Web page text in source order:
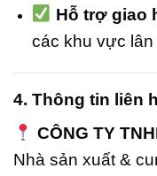
Hỗ trợ giao
các khu vực lân
4. Thông tin liên
CÔNG TY
Nhà sản xuất &